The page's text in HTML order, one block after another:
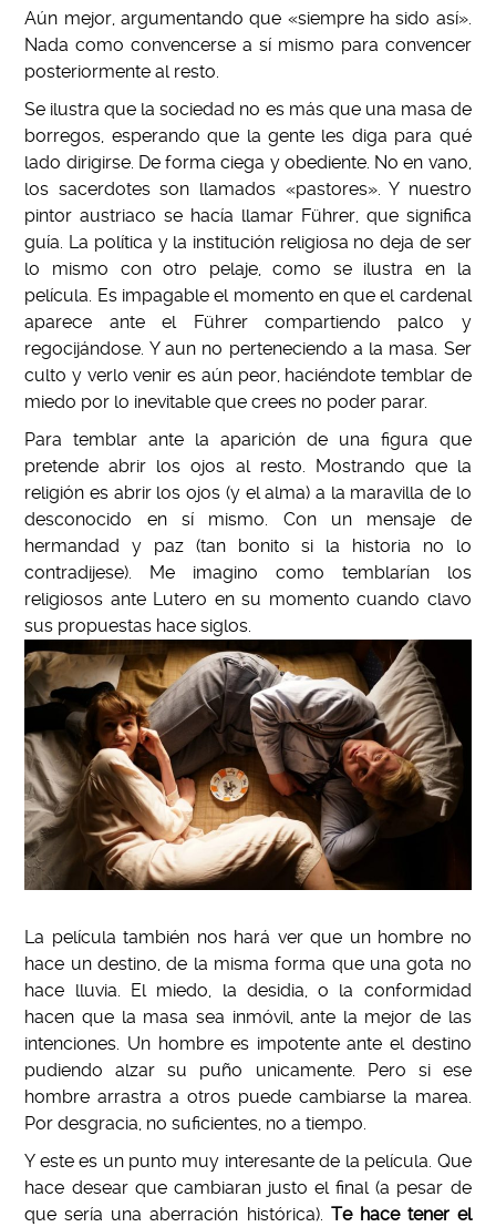
Aún mejor, argumentando que «siempre ha sido así».
Nada como convencerse a sí mismo para convencer
posteriormente al resto.
Se ilustra que la sociedad no es más que una masa de
borregos, esperando que la gente les diga para qué
lado dirigirse. De forma ciega y obediente. No en vano,
los sacerdotes son llamados «pastores». Y nuestro
pintor austriaco se hacía llamar Führer, que significa
guía. La política y la institución religiosa no deja de ser
lo mismo con otro pelaje, como se ilustra en la
película. Es impagable el momento en que el cardenal
aparece ante el Führer compartiendo palco y
regocijándose. Y aun no perteneciendo a la masa. Ser
culto y verlo venir es aún peor, haciéndote temblar de
miedo por lo inevitable que crees no poder parar.
Para temblar ante la aparición de una figura que
pretende abrir los ojos al resto. Mostrando que la
religión es abrir los ojos (y el alma) a la maravilla de lo
desconocido en sí mismo. Con un mensaje de
hermandad y paz (tan bonito si la historia no lo
contradijese). Me imagino como temblarían los
religiosos ante Lutero en su momento cuando clavo
sus propuestas hace siglos.
La película también nos hará ver que un hombre no
hace un destino, de la misma forma que una gota no
hace lluvia. El miedo, la desidia, o la conformidad
hacen que la masa sea inmóvil, ante la mejor de las
intenciones. Un hombre es impotente ante el destino
pudiendo alzar su puño unicamente. Pero si ese
hombre arrastra a otros puede cambiarse la marea.
Por desgracia, no suficientes, no a tiempo.
Y este es un punto muy interesante de la película. Que
hace desear que cambiaran justo el final (a pesar de
que sería una aberración histórica). Te hace tener el